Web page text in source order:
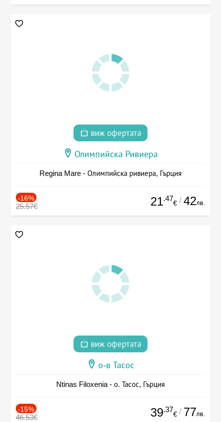
виж офертата
Олимпийска Ривиера
Regina Mare - Олимпийска ривиера, Гърция
-16%
25.57€ 21.47
€ / 42лв.
виж офертата
о-в Тасос
Ntinas Filoxenia - о. Тасос, Гърция
-15%
46.53€ 39.37
€ / 77лв.